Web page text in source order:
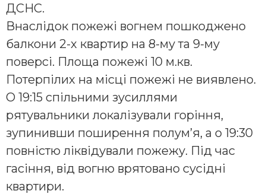
ДСНС.
Внаслідок пожежі вогнем пошкоджено
балкони 2-х квартир на 8-му та 9-му
поверсі. Площа пожежі 10 м.кв.
Потерпілих на місці пожежі не виявлено.
О 19:15 спільними зусиллями
рятувальники локалізували горіння,
зупинивши поширення полум’я, а о 19:30
повністю ліквідували пожежу. Під час
гасіння, від вогню врятовано сусідні
квартири.